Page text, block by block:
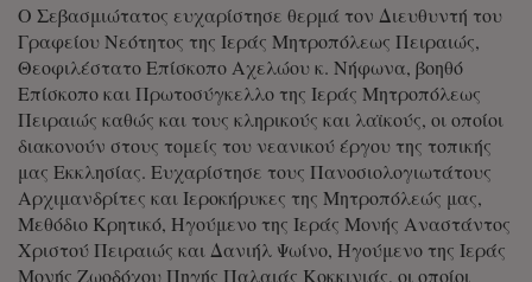
Ο Σεβασμιώτατος ευχαρίστησε θερμά τον Διευθυντή του
Γραφείου Νεότητος της Ιεράς Μητροπόλεως Πειραιώς,
Θεοφιλέστατο Επίσκοπο Αχελώου κ. Νήφωνα, βοηθό
Επίσκοπο και Πρωτοσύγκελλο της Ιεράς Μητροπόλεως
Πειραιώς καθώς και τους κληρικούς και λαϊκούς, οι οποίοι
διακονούν στους τομείς του νεανικού έργου της τοπικής
μας Εκκλησίας. Ευχαρίστησε τους Πανοσιολογιωτάτους
Αρχιμανδρίτες και Ιεροκήρυκες της Μητροπόλεώς μας,
Μεθόδιο Κρητικό, Ηγούμενο της Ιεράς Μονής Αναστάντος
Χριστού Πειραιώς και Δανιήλ Ψωίνο, Ηγούμενο της Ιεράς
Μονής Ζωοδόχου Πηγής Παλαιάς Κοκκινιάς, οι οποίοι